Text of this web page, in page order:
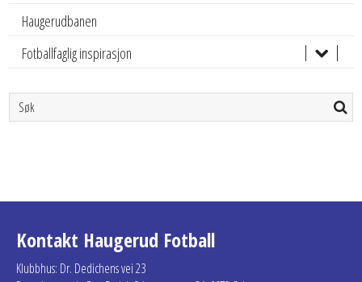
Haugerudbanen
Fotballfaglig inspirasjon
Kontakt Haugerud Fotball
Klubbhus: Dr. Dedichens vei 23